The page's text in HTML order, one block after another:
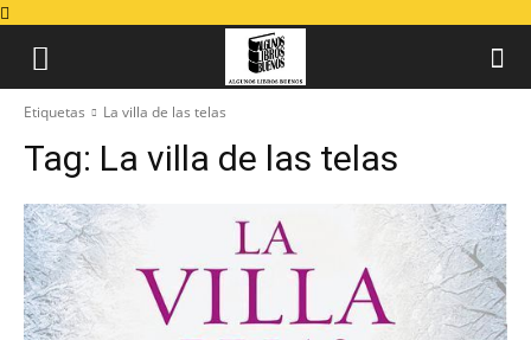
Etiquetas La villa de las telas
Tag: La villa de las telas